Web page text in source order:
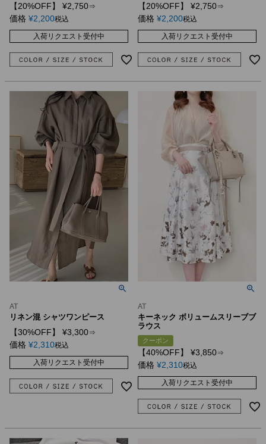
【20%OFF】 ¥2,750⇒
価格 ¥2,200税込
入荷リクエスト受付中
【20%OFF】 ¥2,750⇒
価格 ¥2,200税込
入荷リクエスト受付中
AT
リネン混 シャツワンピース
【30%OFF】 ¥3,300⇒
価格 ¥2,310税込
入荷リクエスト受付中
AT
キーネック ボリュームスリーブブ
ラウス
クーポン
【40%OFF】 ¥3,850⇒
価格 ¥2,310税込
入荷リクエスト受付中